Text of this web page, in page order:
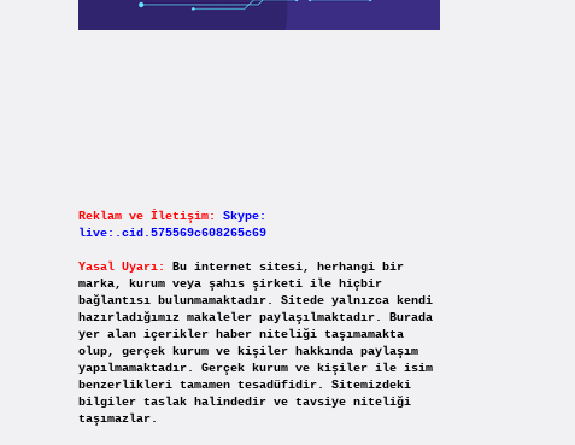
Reklam ve İletişim:
Skype:
live:.cid.575569c608265c69
Yasal Uyarı:
Bu internet sitesi, herhangi bir
marka, kurum veya şahıs şirketi ile hiçbir
bağlantısı bulunmamaktadır. Sitede yalnızca kendi
hazırladığımız makaleler paylaşılmaktadır. Burada
yer alan içerikler haber niteliği taşımamakta
olup, gerçek kurum ve kişiler hakkında paylaşım
yapılmamaktadır. Gerçek kurum ve kişiler ile isim
benzerlikleri tamamen tesadüfidir. Sitemizdeki
bilgiler taslak halindedir ve tavsiye niteliği
taşımazlar.